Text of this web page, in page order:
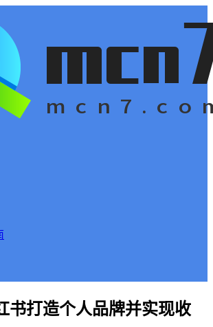
书打造个人品牌并实现收